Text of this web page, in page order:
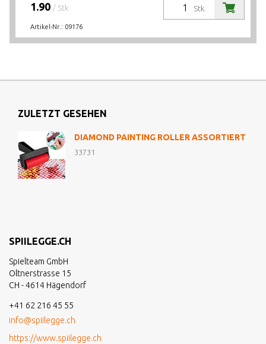
Stk.
1.90 / Stk.
Artikel-Nr.: 09176
ZULETZT GESEHEN
DIAMOND PAINTING ROLLER ASSORTIERT
33731
SPIILEGGE.CH
Spielteam GmbH
Oltnerstrasse 15
CH - 4614 Hägendorf
+41 62 216 45 55
info@spiilegge.ch
https://www.spiilegge.ch